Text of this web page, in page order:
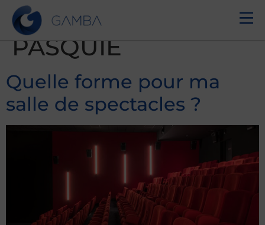
Author:
PASQUIE
Quelle forme pour ma
salle de spectacles ?